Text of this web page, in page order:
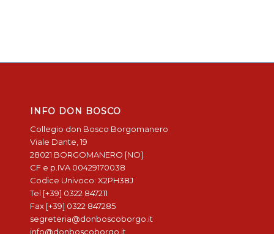
INFO DON BOSCO
Collegio don Bosco Borgomanero
Viale Dante, 19
28021 BORGOMANERO [NO]
CF e p.IVA 00429170038
Codice Univoco: X2PH38J
Tel [+39] 0322 847211
Fax [+39] 0322 847285
segreteria@donboscoborgo.it
info@donboscoborgo.it